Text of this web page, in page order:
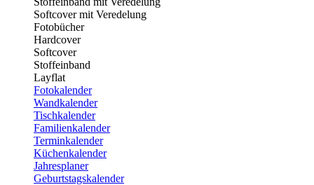
Softcover mit Veredelung
Fotobücher
Hardcover
Softcover
Stoffeinband
Layflat
Fotokalender
Wandkalender
Tischkalender
Familienkalender
Terminkalender
Küchenkalender
Jahresplaner
Geburtstagskalender